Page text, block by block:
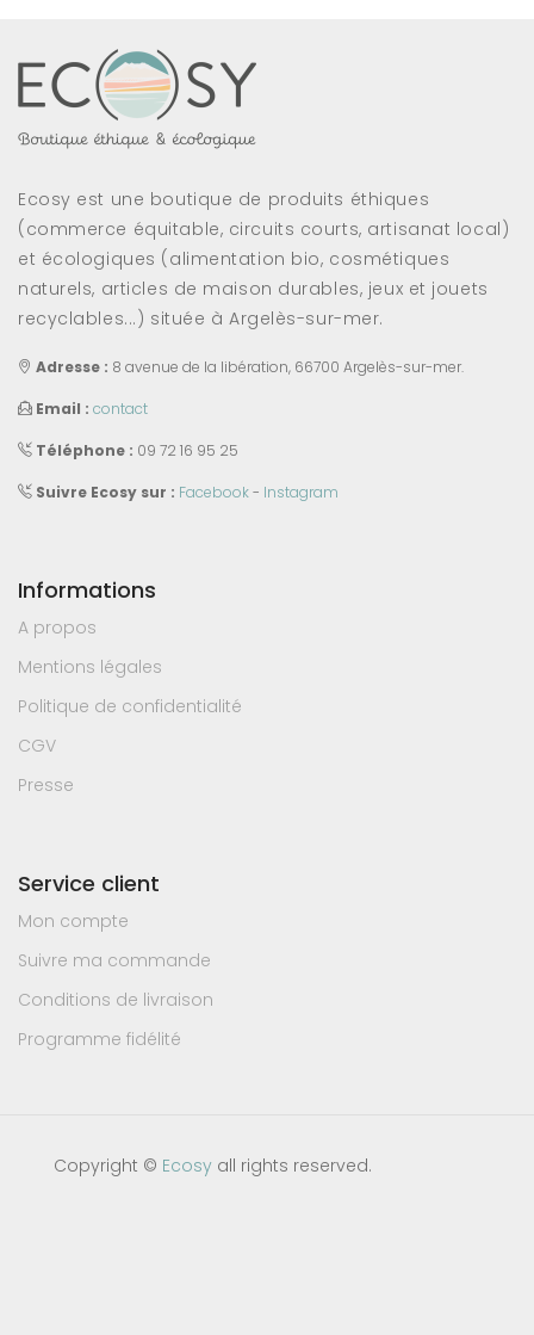
Ecosy est une boutique de produits éthiques
(commerce équitable, circuits courts, artisanat local)
et écologiques (alimentation bio, cosmétiques
naturels, articles de maison durables, jeux et jouets
recyclables...) située à Argelès-sur-mer.
Adresse : 8 avenue de la libération, 66700 Argelès-sur-mer.
Email : contact
Téléphone : 09 72 16 95 25
Suivre Ecosy sur : Facebook- Instagram
Informations
A propos
Mentions légales
Politique de confidentialité
CGV
Presse
Service client
Mon compte
Suivre ma commande
Conditions de livraison
Programme fidélité
Copyright © Ecosy all rights reserved.